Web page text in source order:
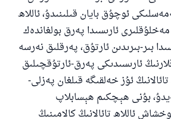
ئوچۇق بايان قىلىنىدۇ، ئاللاھ
مەخلۇقلىرى ئارىسىدا پەرق بولغاندەك
بىر-بىرىدىن ئارتۇق، پەرقلىق نەرسە
ئارىسىدىكى پەرق-ئارتۇقچىلىق
تائالانىڭ ئۇز خەلقىگە قىلغان پەزلى-
بۇنى ھېچكىم ھېسابلاپ
ئاللاھ تائالانىڭ كالامىنىڭ